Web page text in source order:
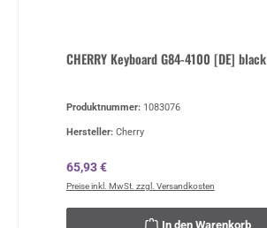
CHERRY Keyboard G84-4100 [DE] black
Produktnummer: 1083076
Hersteller: Cherry
Regulärer Preis:
65,93 €
Preise inkl. MwSt. zzgl. Versandkosten
In den Warenkorb